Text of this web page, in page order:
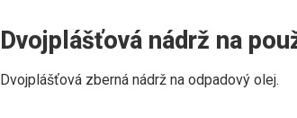
Dvojplášťová nádrž na
Dvojplášťová zberná nádrž na odpadový olej.